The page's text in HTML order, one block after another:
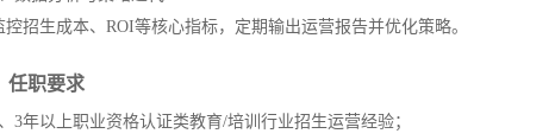
控招生成本、ROI等核心指标，定期输出运营报告并优化策略。
任职要求
3年以上职业资格认证类教育/培训行业招生运营经验；